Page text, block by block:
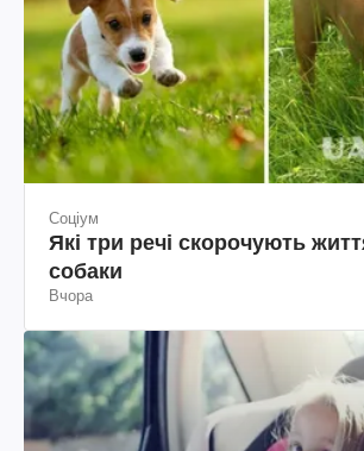
Соціум
Які три речі скорочують
собаки
Вчора